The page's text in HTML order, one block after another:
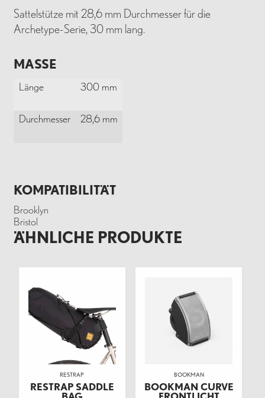
Sattelstütze mit 28,6 mm Durchmesser für die
Archetype-Serie, 30 mm lang.
MASSE
Länge 300 mm
Durchmesser 28,6 mm
KOMPATIBILITÄT
Brooklyn
Bristol
ÄHNLICHE PRODUKTE
RESTRAP
RESTRAP SADDLE
BOOKMAN
BOOKMAN CURVE